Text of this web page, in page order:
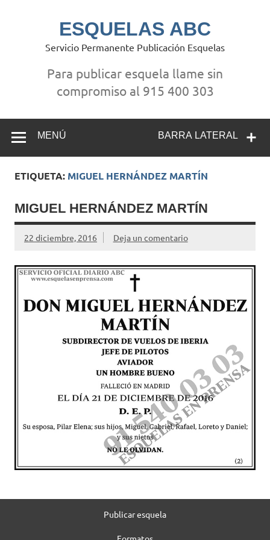
ESQUELAS ABC
Servicio Permanente Publicación Esquelas
Para publicar esquela llame sin
compromiso al 915 400 303
BARRA LATERAL
MENÚ
ETIQUETA: MIGUEL HERNÁNDEZ MARTÍN
MIGUEL HERNÁNDEZ MARTÍN
22 diciembre, 2016 Deja un comentario
Publicar esquela